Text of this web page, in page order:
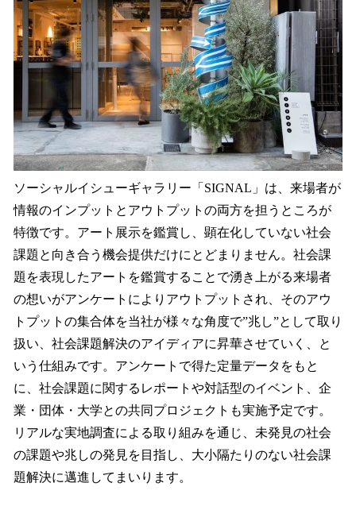
ソーシャルイシューギャラリー「SIGNAL」は、来場者が
情報のインプットとアウトプットの両方を担うところが
特徴です。アート展示を鑑賞し、顕在化していない社会
課題と向き合う機会提供だけにとどまりません。社会課
題を表現したアートを鑑賞することで湧き上がる来場者
の想いがアンケートによりアウトプットされ、そのアウ
トプットの集合体を当社が様々な角度で”兆し”として取り
扱い、社会課題解決のアイディアに昇華させていく、と
いう仕組みです。アンケートで得た定量データをもと
に、社会課題に関するレポートや対話型のイベント、企
業・団体・大学との共同プロジェクトも実施予定です。
リアルな実地調査による取り組みを通じ、未発見の社会
の課題や兆しの発見を目指し、大小隔たりのない社会課
題解決に邁進してまいります。